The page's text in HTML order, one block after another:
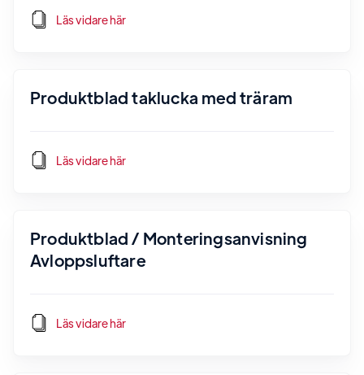
Läs vidare här
Produktblad taklucka med träram
Läs vidare här
Produktblad / Monteringsanvisning
Avloppsluftare
Läs vidare här